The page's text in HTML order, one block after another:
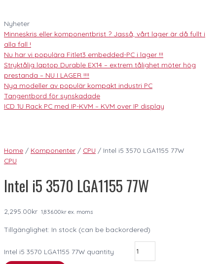
Nyheter
Minneskris eller komponentbrist ? Jasså, vårt lager är då fullt i
alla fall !
Nu har vi populära Fitlet3 embedded-PC i lager !!!
Stryktålig laptop Durable EX14 – extrem tålighet möter hög
prestanda – NU I LAGER !!!!
Nya modeller av populär kompakt industri PC
Tangentbord för synskadade
ICD 1U Rack PC med IP-KVM – KVM over IP display
Home / Komponenter / CPU / Intel i5 3570 LGA1155 77W
CPU
Intel i5 3570 LGA1155 77W
2,295.00kr 1,836.00kr ex. moms
Tillgänglighet: In stock (can be backordered)
Intel i5 3570 LGA1155 77W quantity